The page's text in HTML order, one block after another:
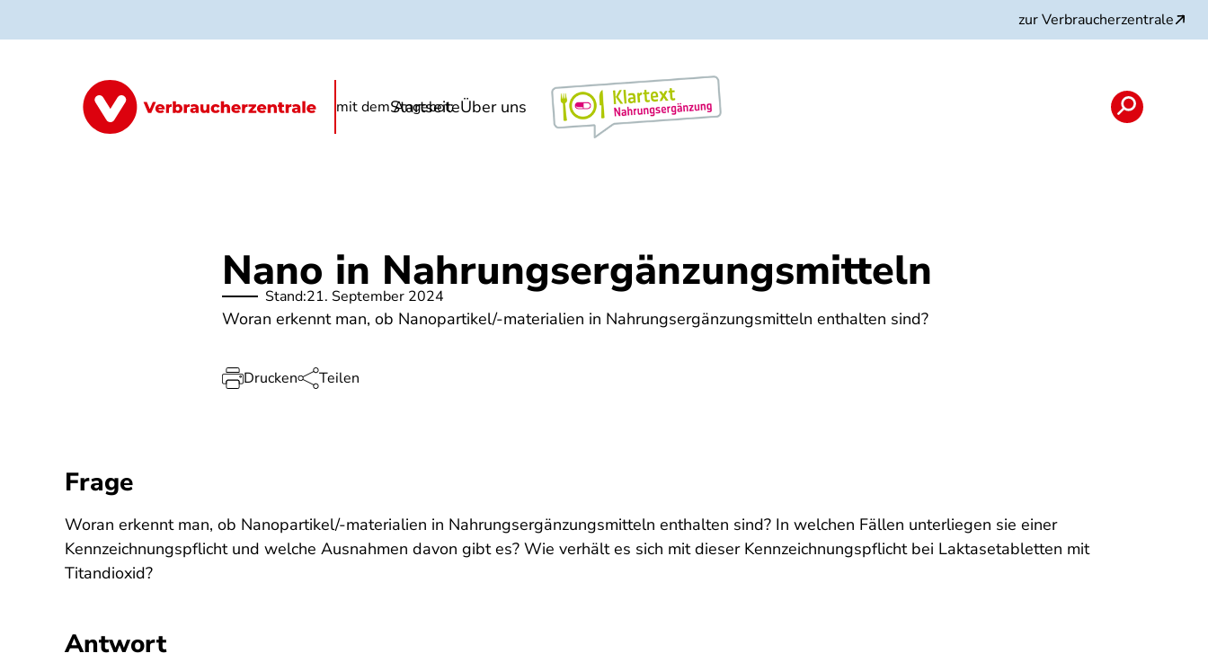
zur Verbraucherzentrale
mit dem Angebot:
StartseiteÜber uns
Informationen Produkte FAQ Markt/Meinung
Nano in Nahrungsergänzungsmitteln
Stand:21. September 2024
Woran erkennt man, ob Nanopartikel/-materialien in Nahrungsergänzungsmitteln enthalten sind?
Drucken Teilen
Frage
Woran erkennt man, ob Nanopartikel/-materialien in Nahrungsergänzungsmitteln enthalten sind? In welchen Fällen unterliegen sie einer
Kennzeichnungspflicht und welche Ausnahmen davon gibt es? Wie verhält es sich mit dieser Kennzeichnungspflicht bei Laktasetabletten mit
Titandioxid?
Antwort